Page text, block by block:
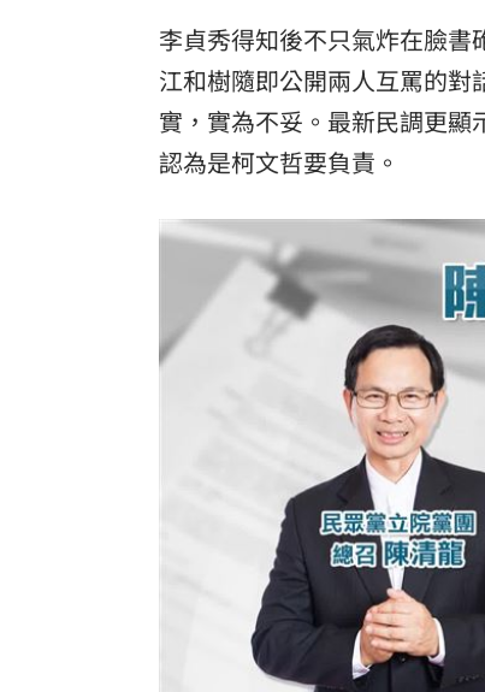
李貞秀得知後不只氣炸在臉書
江和樹隨即公開兩人互罵的
實，實為不妥。最新民調更
認為是柯文哲要負責。